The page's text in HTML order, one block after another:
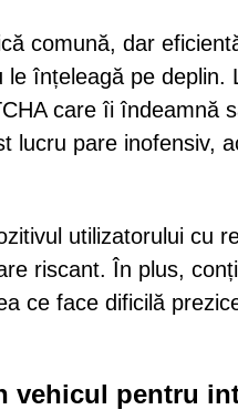
comună, dar
înțeleagă pe
care îi îndeamnă
lucru pare inofensiv,
utilizatorului cu
riscant. În plus,
ce face dificilă
vehicul pentru